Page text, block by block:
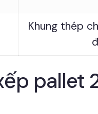
Khung thép
pallet